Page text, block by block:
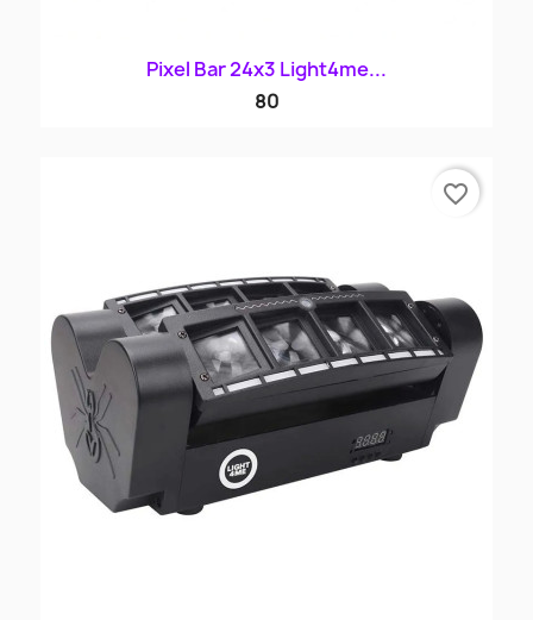
Pixel Bar 24x3 Light4me...
80
favorite_border